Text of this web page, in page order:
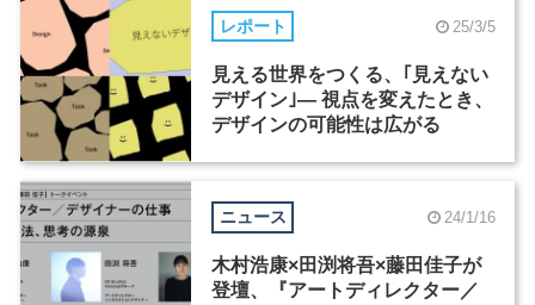
レポート 25/3/5
見える世界をつくる、｢見えない
デザイン｣— 視点を変えたとき、
デザインの可能性は広がる
ニュース 24/1/16
木村浩康×田渕将吾×藤田佳子が
登壇、『アートディレクター／